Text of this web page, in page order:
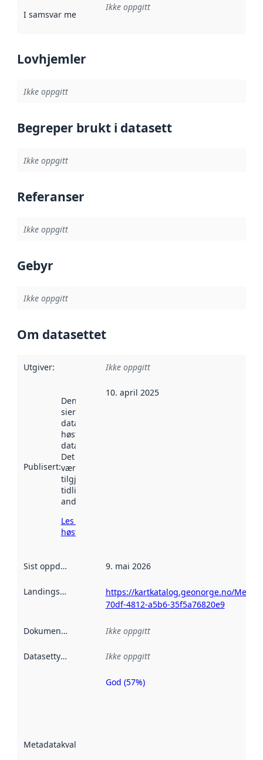
I samsvar med Referanse til en implementasjonsregel
Ikke oppgitt
Lovhjemler
Ikke oppgitt
Begreper brukt i datasett
Ikke oppgitt
Referanser
Ikke oppgitt
Gebyr
Ikke oppgitt
Om datasettet
Utgiver: Ikke oppgitt
Publisert:
Denne datoen
sier når
datasettet ble
høstet av
data.norge.no.
Det kan ha
vært
tilgjengelig
tidligere
andre steder.
Les mer om
høsting her
10. april 2025
Sist oppdatert 9. mai 2026
Landingsside
https://kartkatalog.geonorge.no/
70df-4812-a5b6-35f5a76820e9
Dokumentasjon Ikke oppgitt
Datasettype Ikke oppgitt
Metadatakvalitet
Metadatakvalitet
God (57%)